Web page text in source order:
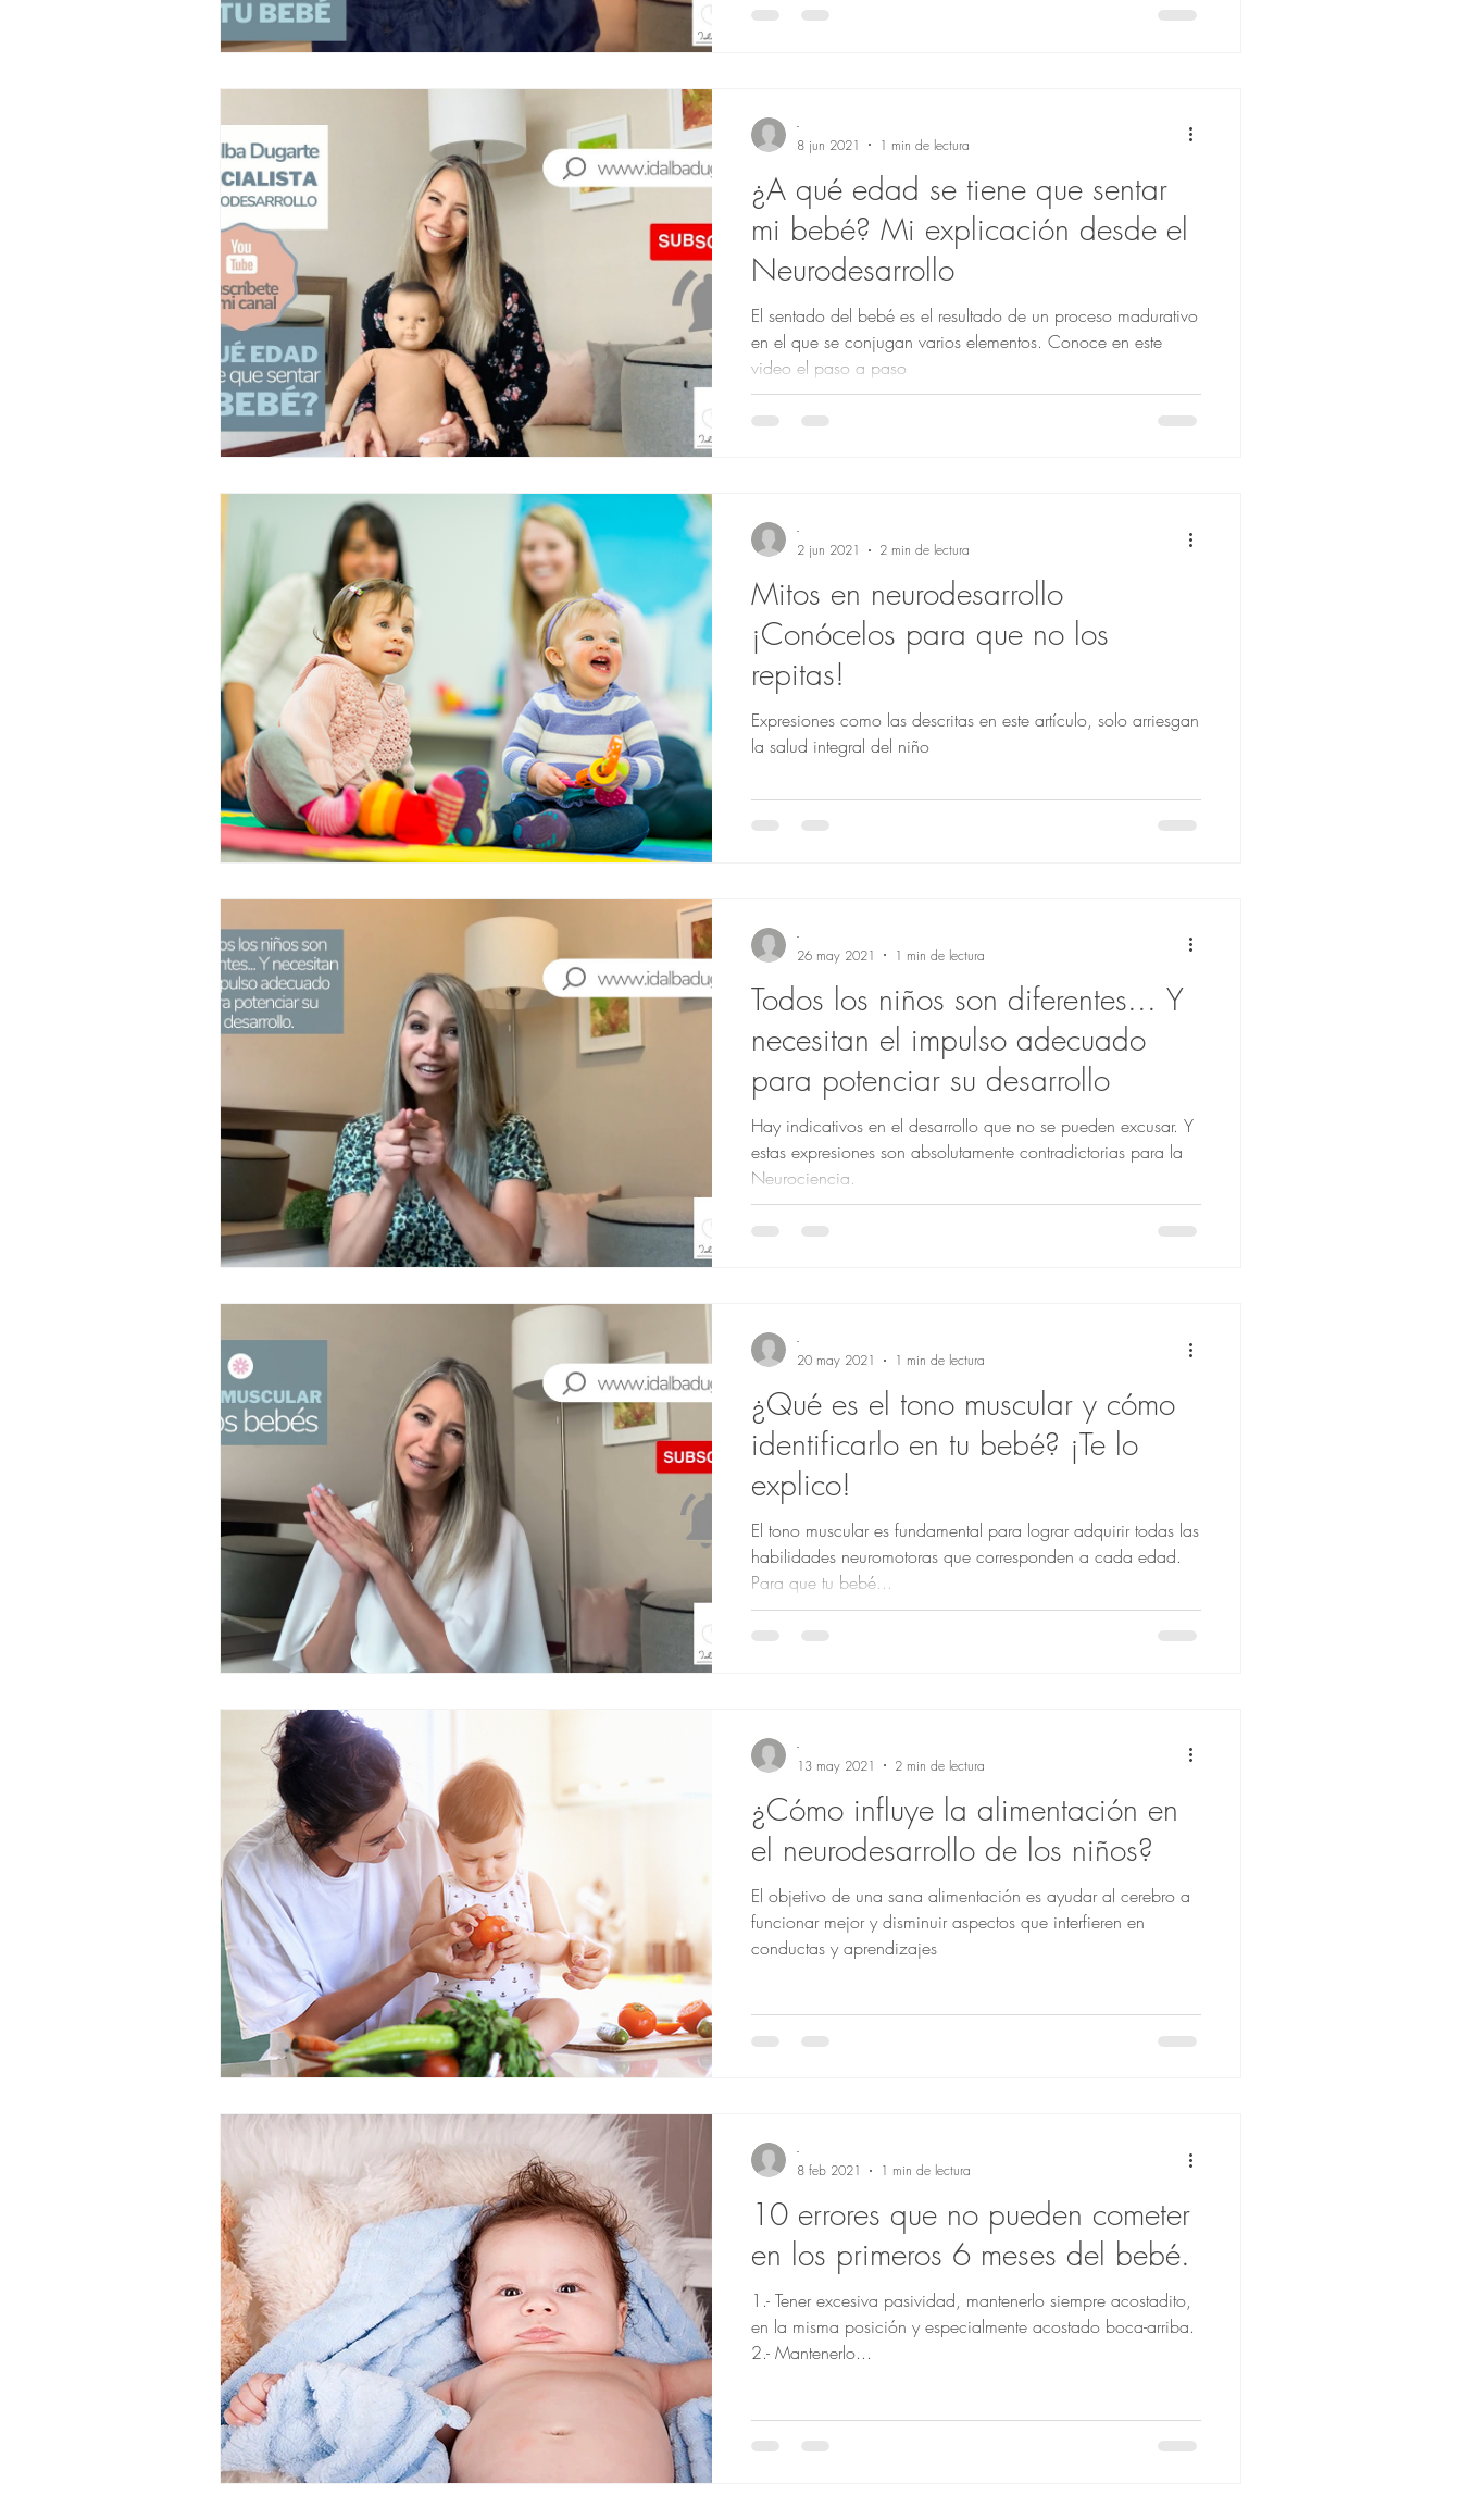
¿A qué edad se tiene que sentar
mi bebé? Mi explicación desde el
Neurodesarrollo
El sentado del bebé es el resultado de un proceso madurativo
en el que se conjugan varios elementos. Conoce en este
video el paso a paso
-
8 jun 2021
1 min de lectura
Mitos en neurodesarrollo
¡Conócelos para que no los
repitas!
Expresiones como las descritas en este artículo, solo arriesgan
la salud integral del niño
-
2 jun 2021
2 min de lectura
Todos los niños son diferentes... Y
necesitan el impulso adecuado
para potenciar su desarrollo
Hay indicativos en el desarrollo que no se pueden excusar. Y
estas expresiones son absolutamente contradictorias para la
Neurociencia.
-
26 may 2021
1 min de lectura
¿Qué es el tono muscular y cómo
identificarlo en tu bebé? ¡Te lo
explico!
El tono muscular es fundamental para lograr adquirir todas las
habilidades neuromotoras que corresponden a cada edad.
Para que tu bebé...
-
20 may 2021
1 min de lectura
¿Cómo influye la alimentación en
el neurodesarrollo de los niños?
El objetivo de una sana alimentación es ayudar al cerebro a
funcionar mejor y disminuir aspectos que interfieren en
conductas y aprendizajes
-
13 may 2021
2 min de lectura
10 errores que no pueden cometer
en los primeros 6 meses del bebé.
1.- Tener excesiva pasividad, mantenerlo siempre acostadito,
en la misma posición y especialmente acostado boca-arriba.
2.- Mantenerlo...
-
8 feb 2021
1 min de lectura